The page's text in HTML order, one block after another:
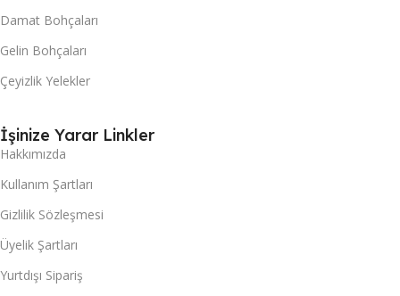
Damat Bohçaları
Gelin Bohçaları
Çeyizlik Yelekler
İşinize Yarar Linkler
Hakkımızda
Kullanım Şartları
Gizlilik Sözleşmesi
Üyelik Şartları
Yurtdışı Sipariş